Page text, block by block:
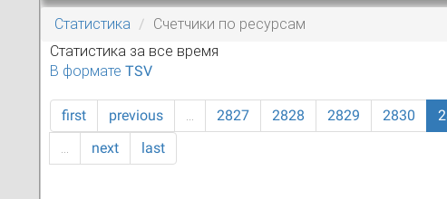
Статистика
Счетчики по ресурсам
Статистика за все время
В формате TSV
first previous … 2827 2828 2829 2830
…
next last